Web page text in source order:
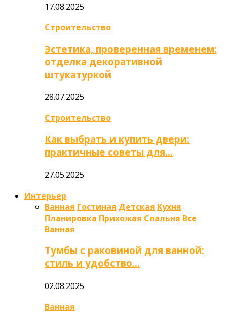
17.08.2025
Строительство
Эстетика, проверенная временем:
отделка декоративной
штукатуркой
28.07.2025
Строительство
Как выбрать и купить двери:
практичные советы для…
27.05.2025
Интерьер
Ванная Гостиная Детская Кухня
Планировка Прихожая Спальня Все
Ванная
Тумбы с раковиной для ванной:
стиль и удобство…
02.08.2025
Ванная